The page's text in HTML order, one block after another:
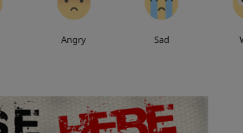
Angry Sad